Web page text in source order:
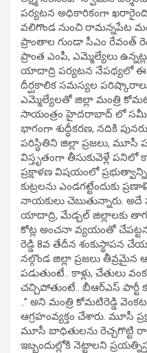
పర్యటన అధికారికంగా
వలిగొండ నుంచి రామన్నపేట
ప్రాంతాల గుండా సీఎం
ప్రాంత ఎంపీ, ఎమ్మెల్యేలు
యాదాద్రి పర్యటన నేపథ్యలో ఈ
దీర్ఘకాలిక సమస్యల పరిష్కారాలు
ఎమ్మెల్యేలతో జిల్లా మంత్రి
సాయంత్రం హైదరాబాద్ లో
భాగంగా శుద్ధీకరణ, నదికి
పరిస్థితిని జిల్లా ప్రజలు,
విస్తృతంగా తీసుకువెళ్లే
ప్రక్షాళణ విషయంలో ప్రభుత్వాన్ని
కుట్రలను ఎండగట్టేందుకు
నాయకులు చెబుతున్నారు.
యాదాద్రి, మేడ్చల్ జిల్లాలకు
కోట్ల అంచనా వ్యయంతో
రెడ్డి 8వ తేదీన శంకుస్థాపన
నల్గొండ జిల్లా ప్రజలు
పడుతుంటే.. కాళ్లు, చేతులు
చచ్చిపోతుంటే.. బీఆర్ఎస్ పార్టీ
..’’ అని మంత్రి కోమటిరెడ్డి
ఆగ్రహంవ్యక్తం చేశారు. మూసీ
మూసీ బాధితులను రెచ్చగొట్టి
ఇబ్బందుల్లోకి నెట్టాలని